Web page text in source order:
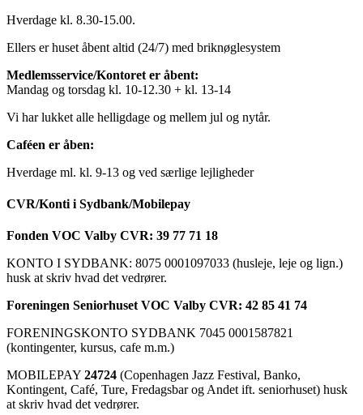
Hverdage kl. 8.30-15.00.
Ellers er huset åbent altid (24/7) med briknøglesystem
Medlemsservice/Kontoret er åbent:
Mandag og torsdag kl. 10-12.30 + kl. 13-14
Vi har lukket alle helligdage og mellem jul og nytår.
Caféen er åben:
Hverdage ml. kl. 9-13 og ved særlige lejligheder
CVR/Konti i Sydbank/Mobilepay
Fonden VOC Valby CVR: 39 77 71 18
KONTO I SYDBANK: 8075 0001097033 (husleje, leje og lign.)
husk at skriv hvad det vedrører.
Foreningen Seniorhuset VOC Valby CVR: 42 85 41 74
FORENINGSKONTO SYDBANK 7045 0001587821
(kontingenter, kursus, cafe m.m.)
MOBILEPAY 24724 (Copenhagen Jazz Festival, Banko,
Kontingent, Café, Ture, Fredagsbar og Andet ift. seniorhuset) husk
at skriv hvad det vedrører.